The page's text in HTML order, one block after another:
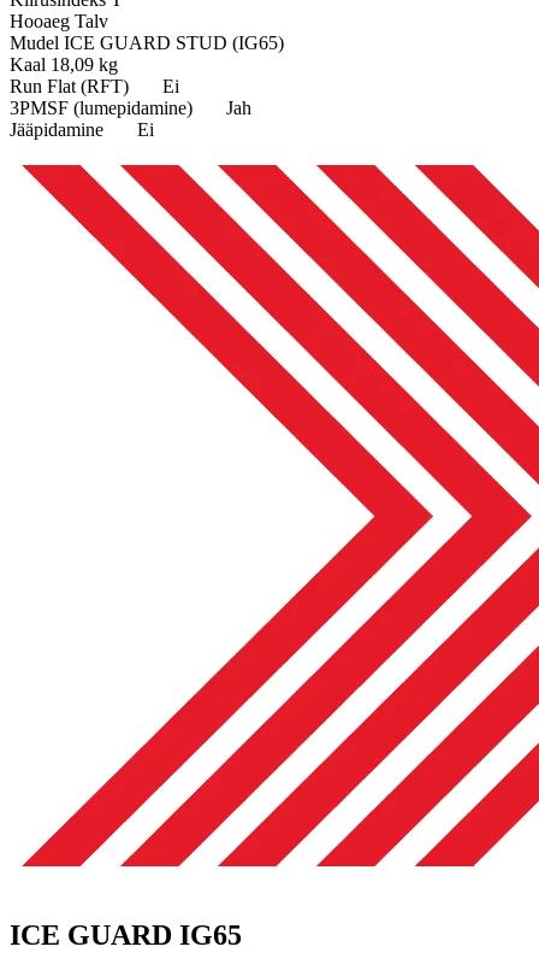
Hooaeg Talv
Mudel ICE GUARD STUD (IG65)
Kaal 18,09 kg
Run Flat (RFT)
Ei
3PMSF (lumepidamine)
Jah
Jääpidamine
Ei
ICE GUARD IG65